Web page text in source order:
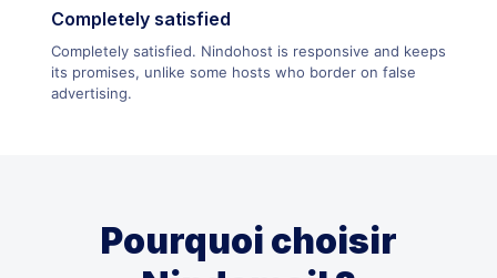
Completely satisfied
Completely satisfied. Nindohost is responsive and keeps
its promises, unlike some hosts who border on false
advertising.
Pourquoi choisir